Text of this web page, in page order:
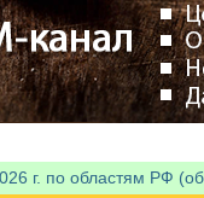
г. по областям РФ